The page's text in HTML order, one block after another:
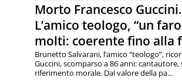
Morto Francesco Guccini.
L’amico teologo, “un
molti: coerente fino alla
Brunetto Salvarani, l’amico “teologo”,
Guccini, scomparso a 86 anni:
riferimento morale. Dal valore della pa...